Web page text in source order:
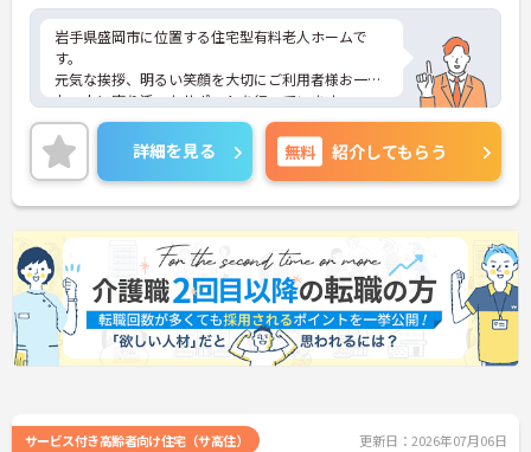
岩手県盛岡市に位置する住宅型有料老人ホームで
す。
元気な挨拶、明るい笑顔を大切にご利用者様お一人
お一人に寄り添ったサポートを行っています。
残業少なめなので出勤日でもプライベートの時間を
確保して頂けます◎
マイカー通勤OKなので、通勤のストレスが少ないの
も嬉しいポイントですよ★
ご興味ある方には、面接対策ポイントなど、さらに
詳細をお話しいたしますのでお気軽にご相談くださ
い！
詳細を見る 無料 紹介してもらう
サービス付き高齢者向け住宅（サ高住） 更新日：2026年07月06日